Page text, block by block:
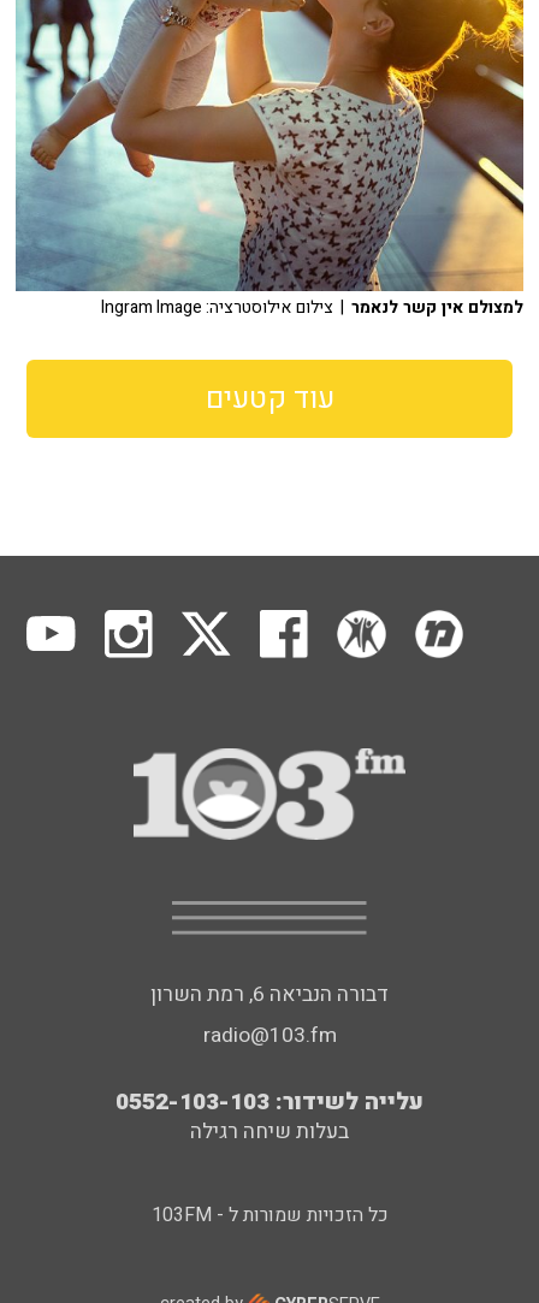
למצולם אין קשר לנאמר | צילום אילוסטרציה: Ingram Image
עוד קטעים
דבורה הנביאה 6, רמת השרון
radio@103.fm
עלייה לשידור: 0552-103-103
בעלות שיחה רגילה
כל הזכויות שמורות ל - 103FM